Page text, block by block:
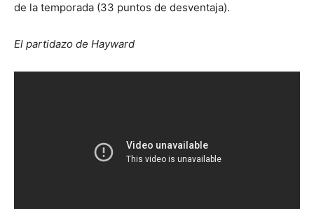
de la temporada (33 puntos de desventaja).
El partidazo de Hayward